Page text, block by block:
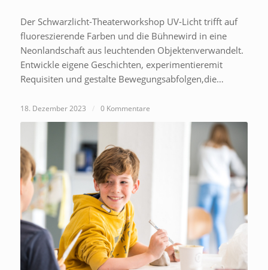
Der Schwarzlicht-Theaterworkshop UV-Licht trifft auf
fluoreszierende Farben und die Bühnewird in eine
Neonlandschaft aus leuchtenden Objektenverwandelt.
Entwickle eigene Geschichten, experimentieremit
Requisiten und gestalte Bewegungsabfolgen,die…
18. Dezember 2023 / 0 Kommentare